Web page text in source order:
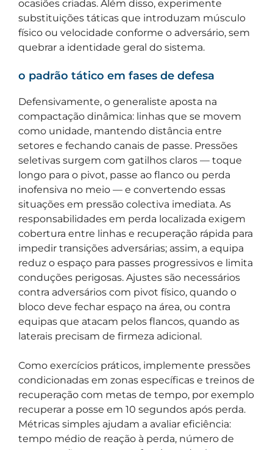
ocasiões criadas. Além disso, experimente
substituições táticas que introduzam músculo
físico ou velocidade conforme o adversário, sem
quebrar a identidade geral do sistema.
o padrão tático em fases de defesa
Defensivamente, o generaliste aposta na
compactação dinâmica: linhas que se movem
como unidade, mantendo distância entre
setores e fechando canais de passe. Pressões
seletivas surgem com gatilhos claros — toque
longo para o pivot, passe ao flanco ou perda
inofensiva no meio — e convertendo essas
situações em pressão colectiva imediata. As
responsabilidades em perda localizada exigem
cobertura entre linhas e recuperação rápida para
impedir transições adversárias; assim, a equipa
reduz o espaço para passes progressivos e limita
conduções perigosas. Ajustes são necessários
contra adversários com pivot físico, quando o
bloco deve fechar espaço na área, ou contra
equipas que atacam pelos flancos, quando as
laterais precisam de firmeza adicional.
Como exercícios práticos, implemente pressões
condicionadas em zonas específicas e treinos de
recuperação com metas de tempo, por exemplo
recuperar a posse em 10 segundos após perda.
Métricas simples ajudam a avaliar eficiência:
tempo médio de reação à perda, número de